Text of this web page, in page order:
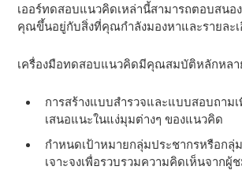
เออร์ทดสอบแนวคิดเหล่านี้สามารถตอบสนอ
คุณขึ้นอยู่กับสิ่งที่คุณกําลังมองหาและรายละ
เครื่องมือทดสอบแนวคิดมีคุณสมบัติหลักหลา
การสร้างแบบสํารวจและแบบสอบถาม
เสนอแนะในแง่มุมต่างๆ ของแนวคิด
กําหนดเป้าหมายกลุ่มประชากรหรือกลุ่
เจาะจงเพื่อรวบรวมความคิดเห็นจากผู้